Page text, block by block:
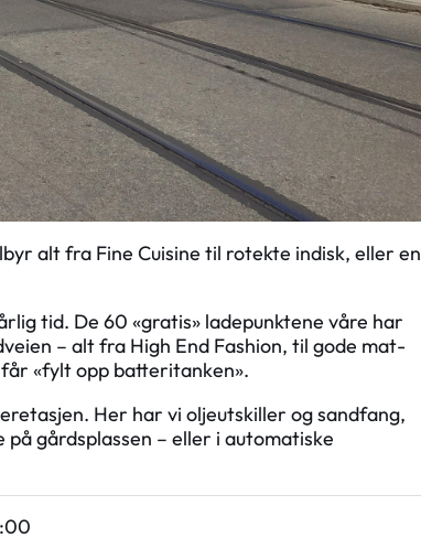
alt fra Fine Cuisine til rotekte indisk, eller en
tid. De 60 «gratis» ladepunktene våre har
– alt fra High End Fashion, til gode mat-
«fylt opp batteritanken».
Her har vi oljeutskiller og sandfang,
gårdsplassen – eller i automatiske